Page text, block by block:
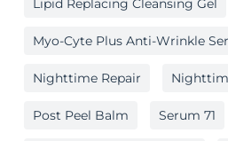
Lipid Replacing Cleansing Gel
Myo-Cyte Plus Anti-Wrinkle
Nighttime Repair
Post Peel Balm Serum 71